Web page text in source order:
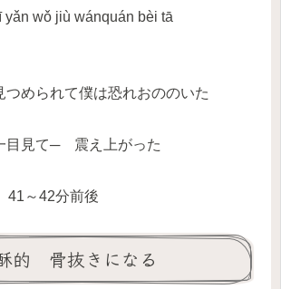
yǎn wǒ jiù wánquán bèi tā
つめられて僕は恐れおののいた
目見て─ 震え上がった
～42分前後
的 骨抜きになる